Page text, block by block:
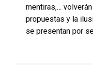
mentiras,…
propuestas y la
se presentan por